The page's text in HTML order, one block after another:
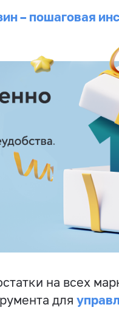
– пошаговая
на всех
для